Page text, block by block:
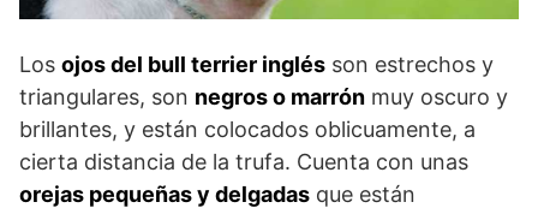
Los ojos del bull terrier inglés son estrechos y
triangulares, son negros o marrón muy oscuro y
brillantes, y están colocados oblicuamente, a
cierta distancia de la trufa. Cuenta con unas
orejas pequeñas y delgadas que están